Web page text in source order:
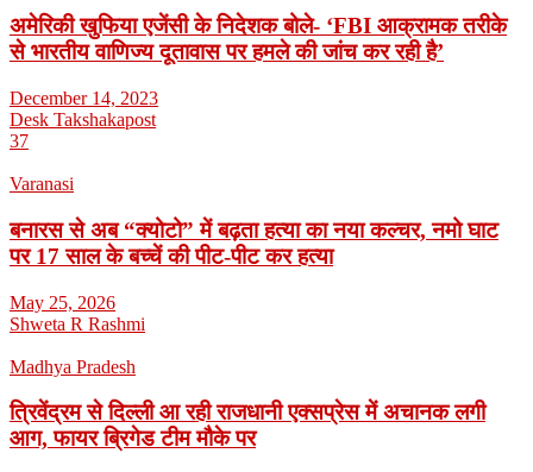
अमेरिकी खुफिया एजेंसी के निदेशक बोले- ‘FBI आक्रामक तरीके
से भारतीय वाणिज्य दूतावास पर हमले की जांच कर रही है’
December 14, 2023
Desk Takshakapost
37
Varanasi
बनारस से अब “क्योटो” में बढ़ता हत्या का नया कल्चर, नमो घाट
पर 17 साल के बच्चें की पीट-पीट कर हत्या
May 25, 2026
Shweta R Rashmi
Madhya Pradesh
त्रिवेंद्रम से दिल्ली आ रही राजधानी एक्सप्रेस में अचानक लगी
आग, फायर ब्रिगेड टीम मौके पर